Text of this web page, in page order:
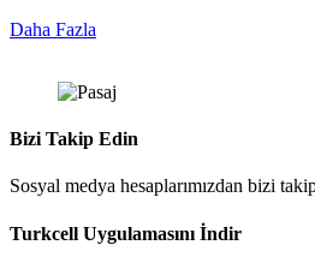
Daha Fazla
Bizi Takip Edin
Sosyal medya hesaplarımızdan bizi
Turkcell Uygulamasını İndir